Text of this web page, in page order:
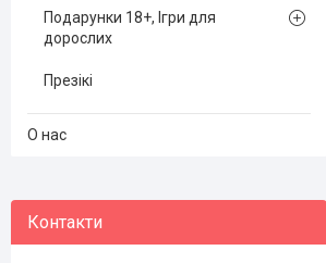
Подарунки 18+, Ігри для
дорослих
Презікі
О нас